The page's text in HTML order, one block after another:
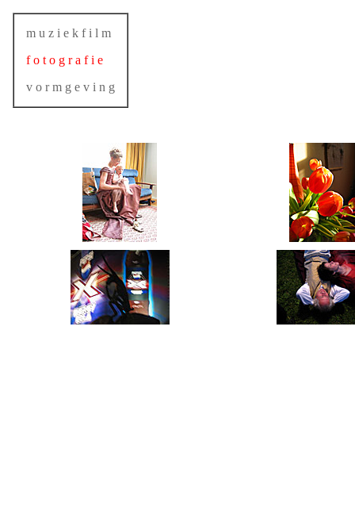
m u z i e k f i l m
f o t o g r a f i e
v o r m g e v i n g